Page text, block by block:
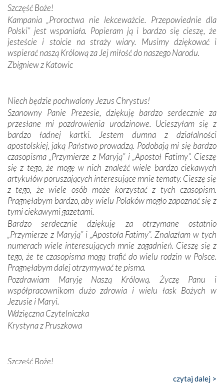
Podczas tej kilkudniowej wyprawy na każdym kroku
spotykaliśmy się z serdeczną otwartością
Portugalczyków. Podziwialiśmy ich ludową sztukę i
zwyczaje. Mimo że nasze kraje są od siebie bardzo
oddalone, w żaden sposób nie czuliśmy się obco.
Sprawiła to oczywiście sama Matka Boża, ale też
kulturowa bliskość biorąca swój początek w naszej
mieliśmy okazję przekonać się, że Maryja swoją opieką
otacza nie tylko nasz naród, lecz wszystkie nacje, które
się Jej ufnie oddają, a także każdą osobę, która zawierza
Jej siebie oraz swych bliskich.
Dzieje Portugalii to również historia wierności Bogu i
odstępstw, także w życiu władców. Trudne momenty w
wymiarze tak osobistym, jak i zbiorowym, przypominają o
konieczności ciągłego zabiegania o własną duszę i o łaskę
Opatrzności. Wierność przynosi pomyślność –
przynajmniej w życiu duchowym. Odstępstwo owocuje
nieszczęściem i śmiercią. Te uniwersalne prawdy
przychodziły na myśl, gdy słuchaliśmy opowieści
przewodników o portugalskich monarchach i wodzach,
zwycięskich bitwach i nieszczęśliwych losach grzesznych
kochanków.
Byli tym razem pośród Apostołów Fatimy reprezentanci
każdego spośród żyjących pokoleń. Najmłodszy uczestnik
liczył sobie 13 lat, zaś senior, pan Zdzisław – już 94.
Całe życie marzyłem, by tu przyjechać
Nasza pielgrzymka nie byłaby tak bogata w duchową treść
Szczęść Boże!
Kampania „Proroctwa nie lekceważcie. Przepowiednie dla
Polski” jest wspaniała. Popieram ją i bardzo się cieszę, że
jesteście i stoicie na straży wiary. Musimy dziękować i
wspierać naszą Królową za Jej miłość do naszego Narodu.
Zbigniew z Katowic
Niech będzie pochwalony Jezus Chrystus!
Szanowny Panie Prezesie, dziękuję bardzo serdecznie za
przesłane mi pozdrowienia urodzinowe. Ucieszyłam się z
bardzo ładnej kartki. Jestem dumna z działalności
apostolskiej, jaką Państwo prowadzą. Podobają mi się bardzo
czasopisma „Przymierze z Maryją” i „Apostoł Fatimy”. Cieszę
się z tego, że mogę w nich znaleźć wiele bardzo ciekawych
artykułów poruszających interesujące mnie tematy. Cieszę się
z tego, że wiele osób może korzystać z tych czasopism.
Pragnęłabym bardzo, aby wielu Polaków mogło zapoznać się z
tymi ciekawymi gazetami.
Bardzo serdecznie dziękuję za otrzymane ostatnio
„Przymierze z Maryją” i „Apostoła Fatimy”. Znalazłam w tych
numerach wiele interesujących mnie zagadnień. Cieszę się z
tego, że te czasopisma mogą trafić do wielu rodzin w Polsce.
Pragnęłabym dalej otrzymywać te pisma.
Pozdrawiam Maryję Naszą Królową. Życzę Panu i
współpracownikom dużo zdrowia i wielu łask Bożych w
Jezusie i Maryi.
Wdzięczna Czytelniczka
Krystyna z Pruszkowa
Szczęść Boże!
czytaj dalej >